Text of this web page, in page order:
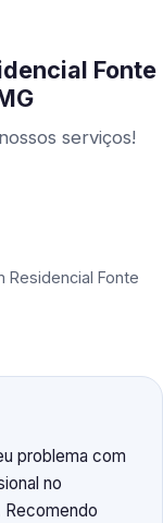
Fonte
serviços!
Residencial Fonte
problema com
no
Recomendo